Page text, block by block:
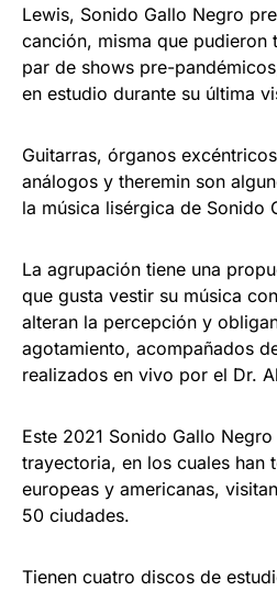
Lewis, Sonido Gallo Negro
canción, misma que pudieron
par de shows pre-
en estudio durante su última
Guitarras, órganos
análogos y theremin son
la música lisérgica de Sonido
La agrupación tiene una
que gusta vestir su música
alteran la percepción y
agotamiento, acompañados
realizados en vivo por el Dr.
Este 2021 Sonido Gallo
trayectoria, en los cuales han
europeas y americanas,
50 ciudades.
Tienen cuatro discos de